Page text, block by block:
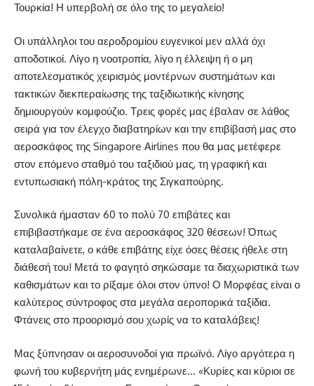
Τουρκία! Η υπερβολή σε όλο της το μεγαλείο!
Οι υπάλληλοι του αεροδρομίου ευγενικοί μεν αλλά όχι
αποδοτικοί. Λίγο η νοοτροπία, λίγο η έλλειψη ή ο μη
αποτελεσματικός χειρισμός μοντέρνων συστημάτων και
τακτικών διεκπεραίωσης της ταξιδιωτικής κίνησης
δημιουργούν κομφούζιο. Τρεις φορές μας έβαλαν σε λάθος
σειρά για τον έλεγχο διαβατηρίων και την επιβίβασή μας στο
αεροσκάφος της Singapore Airlines που θα μας μετέφερε
στον επόμενο σταθμό του ταξιδιού μας, τη γραφική και
εντυπωσιακή πόλη-κράτος της Σιγκαπούρης.
Συνολικά ήμασταν 60 το πολύ 70 επιβάτες και
επιβιβαστήκαμε σε ένα αεροσκάφος 320 θέσεων! Όπως
καταλαβαίνετε, ο κάθε επιβάτης είχε όσες θέσεις ήθελε στη
διάθεσή του! Μετά το φαγητό σηκώσαμε τα διαχωριστικά των
καθισμάτων και το ρίξαμε όλοι στον ύπνο! Ο Μορφέας είναι ο
καλύτερος σύντροφος στα μεγάλα αεροπορικά ταξίδια.
Φτάνεις στο προορισμό σου χωρίς να το καταλάβεις!
Μας ξύπνησαν οι αεροσυνοδοί για πρωϊνό. Λίγο αργότερα η
φωνή του κυβερνήτη μάς ενημέρωνε… «Κυρίες και κύριοι σε